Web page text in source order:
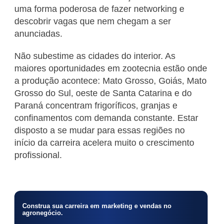
uma forma poderosa de fazer networking e
descobrir vagas que nem chegam a ser
anunciadas.
Não subestime as cidades do interior. As
maiores oportunidades em zootecnia estão onde
a produção acontece: Mato Grosso, Goiás, Mato
Grosso do Sul, oeste de Santa Catarina e do
Paraná concentram frigoríficos, granjas e
confinamentos com demanda constante. Estar
disposto a se mudar para essas regiões no
início da carreira acelera muito o crescimento
profissional.
Construa sua carreira em marketing e vendas no
agronegócio.